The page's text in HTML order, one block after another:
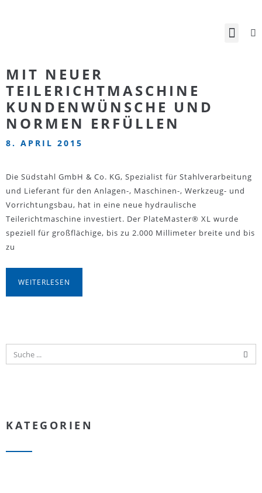
MIT NEUER
TEILERICHTMASCHINE
KUNDENWÜNSCHE UND
NORMEN ERFÜLLEN
8. APRIL 2015
Die Südstahl GmbH & Co. KG, Spezialist für Stahlverarbeitung
und Lieferant für den Anlagen-, Maschinen-, Werkzeug- und
Vorrichtungsbau, hat in eine neue hydraulische
Teilerichtmaschine investiert. Der PlateMaster® XL wurde
speziell für großflächige, bis zu 2.000 Millimeter breite und bis
zu
WEITERLESEN
KATEGORIEN